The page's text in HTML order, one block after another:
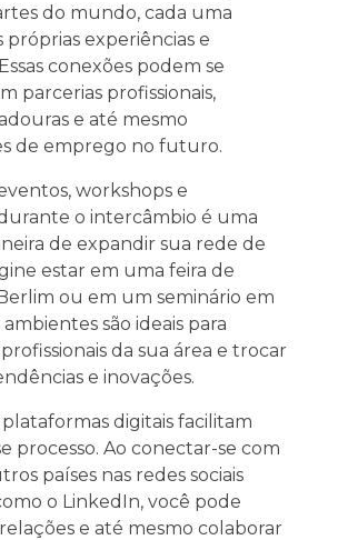
do mundo, cada uma
próprias experiências e
conexões podem se
parcerias profissionais,
e até mesmo
de emprego no futuro.
workshops e
o intercâmbio é uma
de expandir sua rede de
estar em uma feira de
ou em um seminário em
ambientes são ideais para
da sua área e trocar
e inovações.
plataformas digitais facilitam
processo. Ao conectar-se com
países nas redes sociais
o LinkedIn, você pode
e até mesmo colaborar